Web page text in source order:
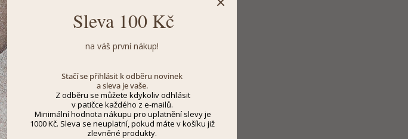
Sleva 100 Kč
na váš první nákup!
Stačí se přihlásit k odběru novinek
a sleva je vaše.
Z odběru se můžete kdykoliv odhlásit
v patičce každého z e-mailů.
Minimální hodnota nákupu pro uplatnění slevy je
1000 Kč. Sleva se neuplatní, pokud máte v košíku již
zlevněné produkty.